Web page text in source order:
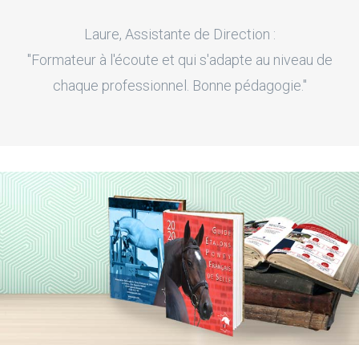
Laure, Assistante de Direction :
"Formateur à l'écoute et qui s'adapte au niveau de
chaque professionnel. Bonne pédagogie."